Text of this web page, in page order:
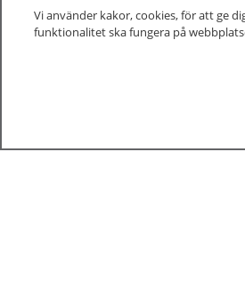
Vi använder kakor, cookies, för att ge
funktionalitet ska fungera på